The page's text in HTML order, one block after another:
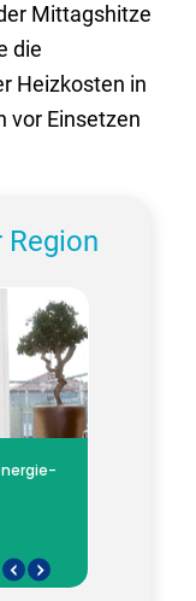
Mittagshitze
die
Heizkosten in
vor Einsetzen
Region